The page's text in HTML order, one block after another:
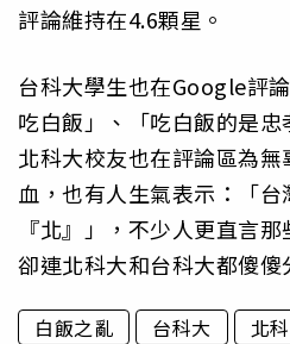
評論維持在4.6顆星。
台科大學生也在Google評
吃白飯」、「吃白飯的是
北科大校友也在評論區為
血，也有人生氣表示：「
『北』」，不少人更直言
卻連北科大和台科大都傻傻
白飯之亂 台科大 北